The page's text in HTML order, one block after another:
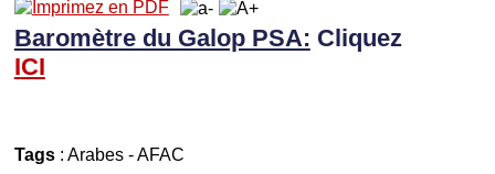
Baromètre du Galop PSA: Cliquez
ICI
Tags: Arabes-AFAC